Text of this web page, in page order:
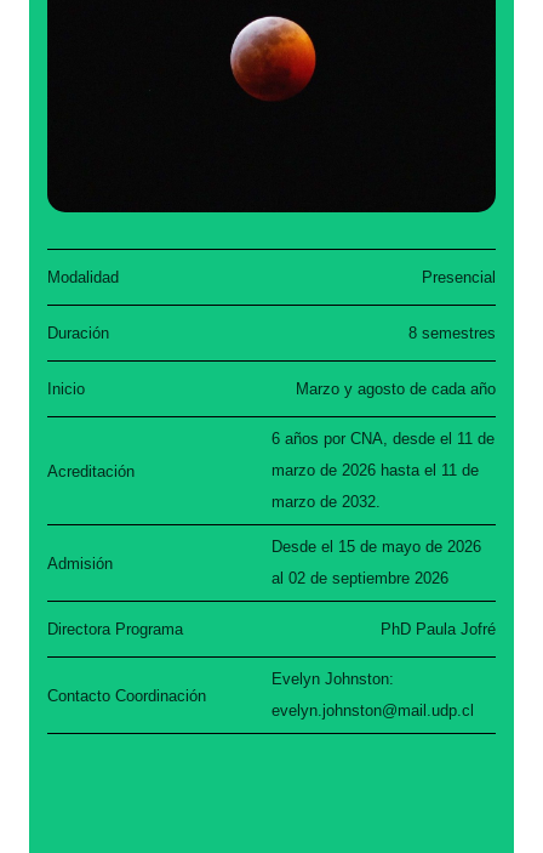
Modalidad Presencial
Duración 8 semestres
Inicio Marzo y agosto de cada año
Acreditación
6 años por CNA, desde el 11 de
marzo de 2026 hasta el 11 de
marzo de 2032.
Admisión
Desde el 15 de mayo de 2026
al 02 de septiembre 2026
Directora Programa PhD Paula Jofré
Contacto Coordinación
Evelyn Johnston:
evelyn.johnston@mail.udp.cl